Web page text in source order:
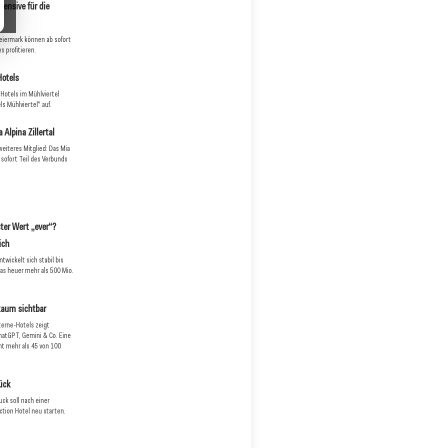
für die
können ab sofort
profitieren.
im Mühlviertel
Mühlviertel" auf.
Alpina Zillertal
Mitglied: Das Mia
Teil des Verbunds
Österreich!
Award-Nacht der
Wert „ever“?
sich stabil bis
heuer mehr als 500 Mio.
sichtbar
Hotels zeigt
Gemini & Co. Eine
mehr als 45 von 100
soll nach einer
Hotel neu starten.